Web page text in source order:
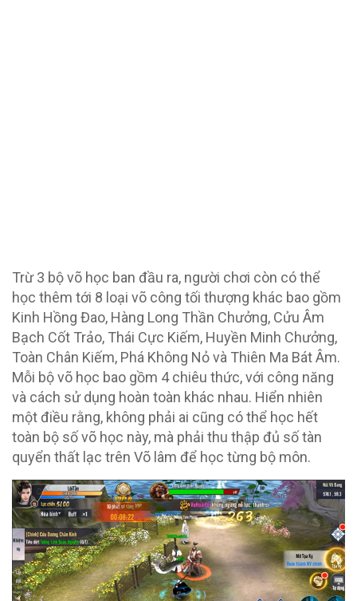
Trừ 3 bộ võ học ban đầu ra, người chơi còn có thể
học thêm tới 8 loại võ công tối thượng khác bao gồm
Kinh Hồng Đao, Hàng Long Thần Chưởng, Cửu Âm
Bạch Cốt Trảo, Thái Cực Kiếm, Huyền Minh Chưởng,
Toàn Chân Kiếm, Phá Không Nỏ và Thiên Ma Bát Âm.
Mỗi bộ võ học bao gồm 4 chiêu thức, với công năng
và cách sử dụng hoàn toàn khác nhau. Hiển nhiên
một điều rằng, không phải ai cũng có thể học hết
toàn bộ số võ học này, mà phải thu thập đủ số tàn
quyển thất lạc trên Võ lâm để học từng bộ môn.